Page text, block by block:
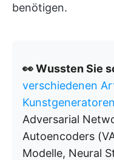
benötigen.
👀 Wussten Sie
verschiedenen
Kunstgeneratoren
Adversarial
Autoencoders
Modelle, Neural